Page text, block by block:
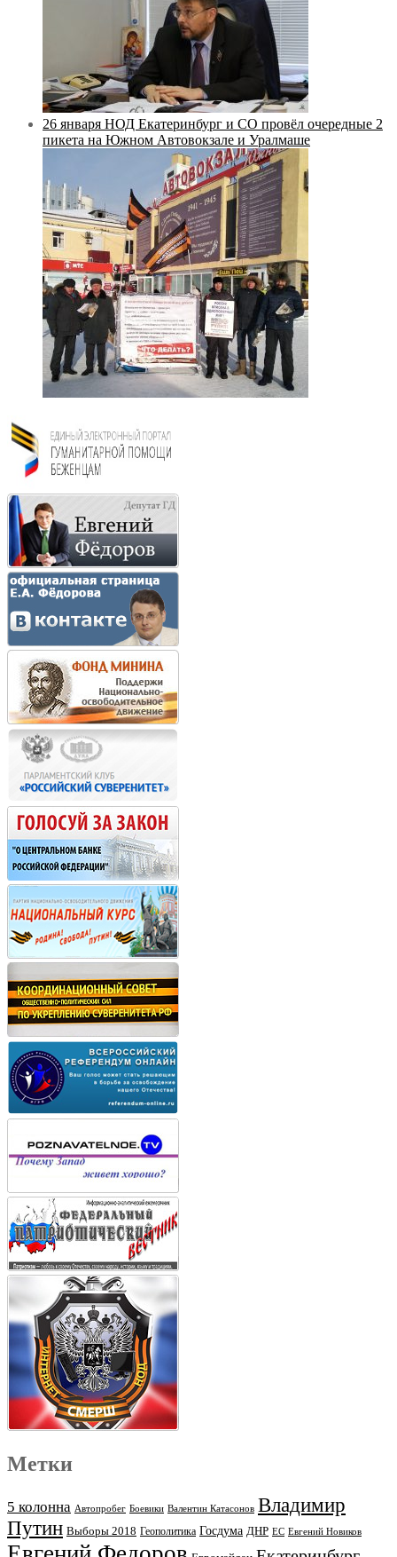
26 января НОД Екатеринбург и СО провёл очередные 2
пикета на Южном Автовокзале и Уралмаше
Метки
5 колонна Автопробег Боевики Валентин Катасонов Владимир
Путин Выборы 2018 Геополитика Госдума ДНР ЕС Евгений Новиков